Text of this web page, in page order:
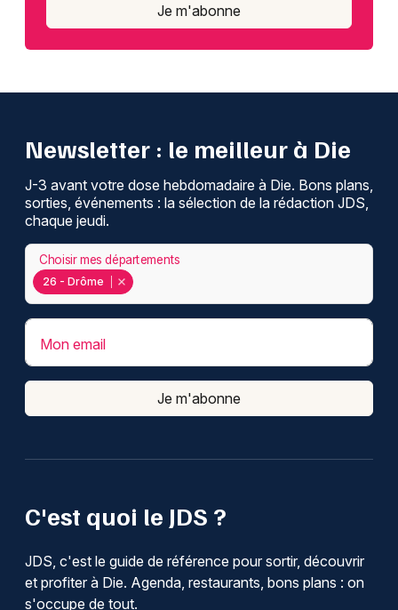
Je m'abonne
C'est quoi le JDS ?
JDS, c'est le guide de référence pour sortir, découvrir
et profiter à Die. Agenda, restaurants, bons plans : on
s'occupe de tout.
Newsletter : le meilleur à Die
J-3 avant votre dose hebdomadaire à Die. Bons plans,
sorties, événements : la sélection de la rédaction JDS,
chaque jeudi.
26 - Drôme
Choisir mes départements
Mon email
Je m'abonne